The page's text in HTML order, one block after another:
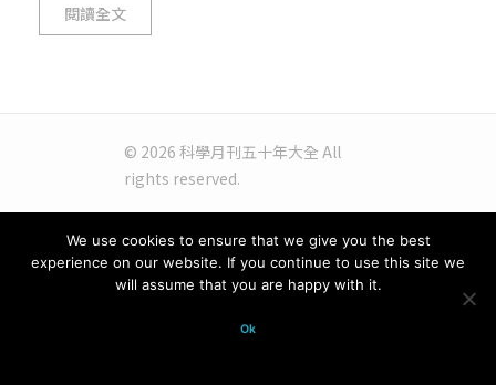
閱讀全文
© 2026 科學月刊五十年大全 All
rights reserved.
We use cookies to ensure that we give you the best
experience on our website. If you continue to use this site we
will assume that you are happy with it.
Ok